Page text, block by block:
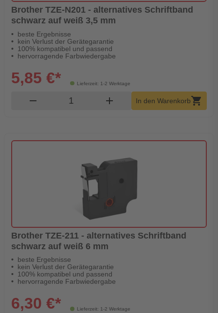
Brother TZE-N201 - alternatives Schriftband
schwarz auf weiß 3,5 mm
beste Ergebnisse
kein Verlust der Gerätegarantie
100% kompatibel und passend
hervorragende Farbwiedergabe
Lieferzeit: 1-2 Werktage
5,85 €*
remove Produkt Warenkorb Menge
add In den Warenkorbshopping_cart
Brother TZE-211 - alternatives Schriftband
schwarz auf weiß 6 mm
beste Ergebnisse
kein Verlust der Gerätegarantie
100% kompatibel und passend
hervorragende Farbwiedergabe
Lieferzeit: 1-2 Werktage
6,30 €*